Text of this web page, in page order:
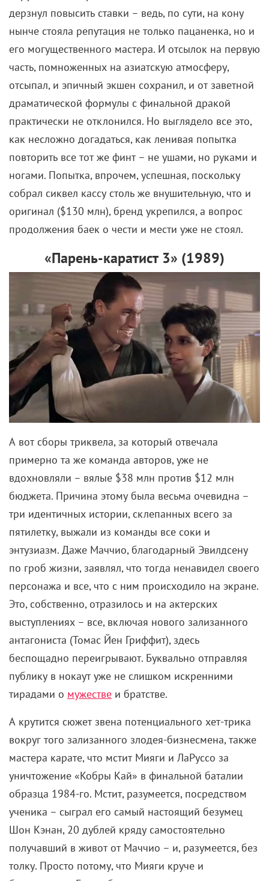
часть, помноженных на азиатскую атмосферу,
отсыпал, и эпичный экшен сохранил, и от заветной
драматической формулы с финальной дракой
практически не отклонился. Но выглядело все это,
как несложно догадаться, как ленивая попытка
повторить все тот же финт – не ушами, но руками и
ногами. Попытка, впрочем, успешная, поскольку
собрал сиквел кассу столь же внушительную, что и
оригинал ($130 млн), бренд укрепился, а вопрос
продолжения баек о чести и мести уже не стоял.
«Парень-каратист 3» (1989)
А вот сборы триквела, за который отвечала
примерно та же команда авторов, уже не
бюджета. Причина этому была весьма очевидна –
три идентичных истории, склепанных всего за
пятилетку, выжали из команды все соки и
энтузиазм. Даже Маччио, благодарный Эвилдсену
по гроб жизни, заявлял, что тогда ненавидел своего
персонажа и все, что с ним происходило на экране.
Это, собственно, отразилось и на актерских
выступлениях – все, включая нового зализанного
антагониста (Томас Йен Гриффит), здесь
беспощадно переигрывают. Буквально отправляя
публику в нокаут уже не слишком искренними
тирадами о мужествеи братстве.
А крутится сюжет звена потенциального хет-трика
вокруг того зализанного злодея-бизнесмена, также
уничтожение «Кобры Кай» в финальной баталии
образца 1984-го. Мстит, разумеется, посредством
ученика – сыграл его самый настоящий безумец
Шон Кэнан, 20 дублей кряду самостоятельно
получавший в живот от Маччио – и, разумеется, без
толку. Просто потому, что Мияги круче и
благороднее. Еще и бонсаи красивые выращивает
(правда на деньги Дэниела) – ну что за небожитель!
Одно в триквеле ретроспективно хорошо – он